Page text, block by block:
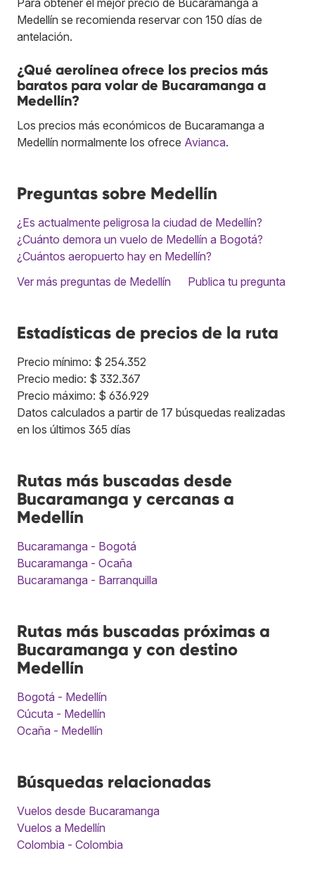
Para obtener el mejor precio de Bucaramanga a
Medellín se recomienda reservar con 150 días de
antelación.
¿Qué aerolínea ofrece los precios más
baratos para volar de Bucaramanga a
Medellín?
Los precios más económicos de Bucaramanga a
Medellín normalmente los ofrece Avianca.
Preguntas sobre Medellín
¿Es actualmente peligrosa la ciudad de Medellín?
¿Cuánto demora un vuelo de Medellín a Bogotá?
¿Cuántos aeropuerto hay en Medellín?
Ver más preguntas de Medellín
Publica tu pregunta
Estadísticas de precios de la ruta
Precio mínimo: $ 254.352
Precio medio: $ 332.367
Precio máximo: $ 636.929
Datos calculados a partir de 17 búsquedas realizadas
en los últimos 365 días
Rutas más buscadas desde
Bucaramanga y cercanas a
Medellín
Bucaramanga - Bogotá
Bucaramanga - Ocaña
Bucaramanga - Barranquilla
Rutas más buscadas próximas a
Bucaramanga y con destino
Medellín
Bogotá - Medellín
Cúcuta - Medellín
Ocaña - Medellín
Búsquedas relacionadas
Vuelos desde Bucaramanga
Vuelos a Medellín
Colombia - Colombia